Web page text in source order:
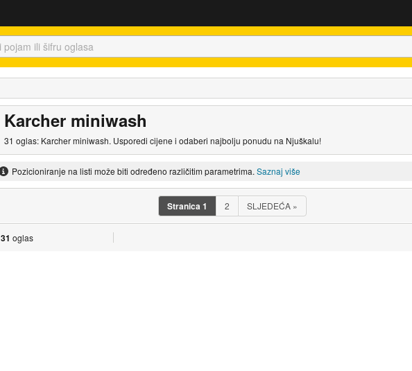
Karcher miniwash
31 oglas: Karcher miniwash. Usporedi cijene i odaberi najbolju ponudu na Njuškalu!
Pozicioniranje na listi može biti određeno različitim parametrima. Saznaj više
Stranica1 2 SLJEDEĆA »
31 oglas